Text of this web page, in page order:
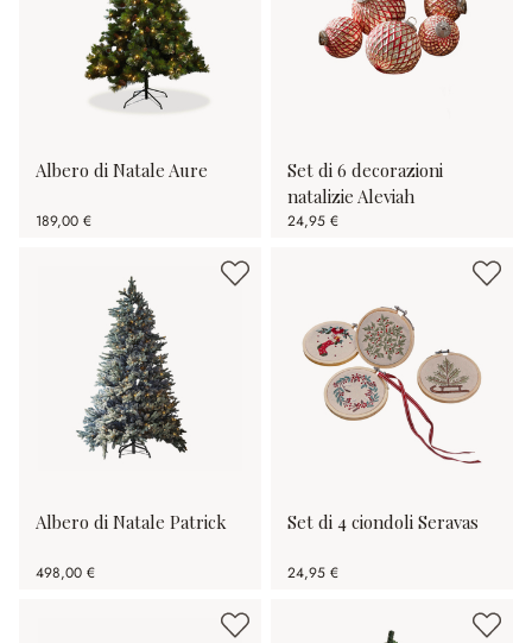
Albero di Natale Aure
189,00 €
Set di 6 decorazioni
natalizie Aleviah
24,95 €
Albero di Natale Patrick
498,00 €
Set di 4 ciondoli Seravas
24,95 €